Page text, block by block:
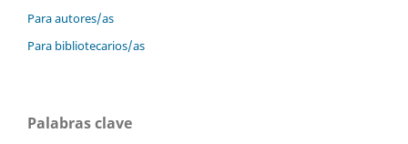
Para autores/as
Para bibliotecarios/as
Palabras clave